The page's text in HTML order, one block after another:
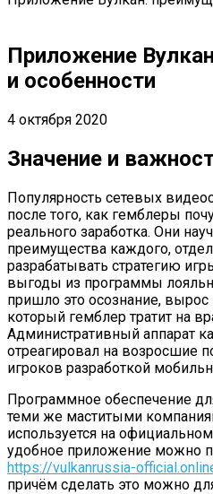
Приложение
и особенности
4 октября 2020
Значение и
Популярность сетевых
после того, как гемблеры
реального заработка. Они
преимущества каждого,
разрабатывать стратегию
выгоды из программы
пришло это осознание,
который гемблер тратит на
Административный аппарат
отреагировал на возросшие
игроков разработкой
Программное обеспечение
теми же маститыми
используется на официальном
удобное приложение можно
https://vulkanrussia-
причём сделать это можно